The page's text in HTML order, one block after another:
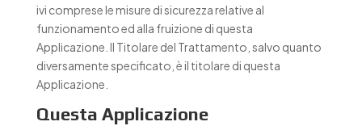
ivi comprese le misure di sicurezza relative al
funzionamento ed alla fruizione di questa
Applicazione. Il Titolare del Trattamento, salvo quanto
diversamente specificato, è il titolare di questa
Applicazione.
Questa Applicazione